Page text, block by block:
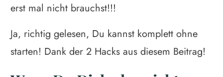
erst mal nicht brauchst!!!
Ja, richtig gelesen, Du kannst komplett ohne
starten! Dank der 2 Hacks aus diesem Beitrag!